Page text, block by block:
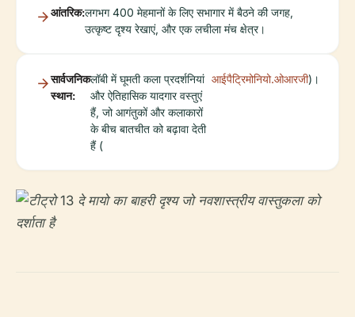
आंतरिक:लगभग 400 मेहमानों के लिए सभागार में बैठने की जगह,
उत्कृष्ट दृश्य रेखाएं, और एक लचीला मंच क्षेत्र।
सार्वजनिक
स्थान:
लॉबी में घूमती कला प्रदर्शनियां
और ऐतिहासिक यादगार वस्तुएं
हैं, जो आगंतुकों और कलाकारों
के बीच बातचीत को बढ़ावा देती
हैं (
आईपैट्रिमोनियो.ओआरजी)।